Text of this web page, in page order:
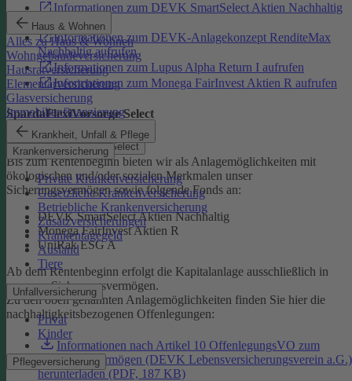
Haus & Wohnen
Alles zu Haus & Wohnen
Wohngebäudeversicherung
Hausratversicherung
Elementarversicherung
Glasversicherung
Immobilienfinanzierung
Krankheit, Unfall & Pflege
Krankenversicherung
Private Krankenversicherung
Gesetzliche Krankenversicherung
Betriebliche Krankenversicherung
Zusatzversicherungen
Krankentagegeld
Ausland
Tiere
Unfallversicherung
Privat
Kinder
Pflegeversicherung
Informationen zum DEVK SmartSelect Aktien Nachhaltig
aufrufen
Informationen zum DEVK-Anlagekonzept RenditeMax
Nachhaltig aufrufen
Informationen zum Lupus Alpha Return I aufrufen
Informationen zum Monega FairInvest Aktien R aufrufen
SpardaFlexiVorsorge Select
SpardaFlexiVorsorge Select
Bis zum Rentenbeginn bieten wir als Anlagemöglichkeiten mit
ökologischen und/oder sozialen Merkmalen unser
Sicherungsvermögen sowie folgende Fonds an:
DEVK SmartSelect Aktien Nachhaltig
Monega FairInvest Aktien R
UniRak ESG A
Ab dem Rentenbeginn erfolgt die Kapitalanlage ausschließlich in
unserem Sicherungsvermögen.
Zu den oben genannten Anlagemöglichkeiten finden Sie hier die
nachhaltigkeitsbezogenen Offenlegungen:
Informationen nach Artikel 10 OffenlegungsVO zum
Sicherungsvermögen (DEVK Lebensversicherungsverein a.G.)
herunterladen (PDF, 187 KB)